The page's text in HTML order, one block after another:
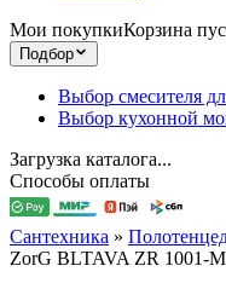
Мои покупкиКорзина
Подбор
Выбор смесителя
Выбор кухонной
Загрузка каталога...
Способы оплаты
Сантехника »
ZorG BLTAVA ZR 1001-M